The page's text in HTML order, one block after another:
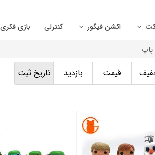
اکشن فیگور کنترلی بازی فکری
پاپ
قیمت بازدید تاریخ ثبت